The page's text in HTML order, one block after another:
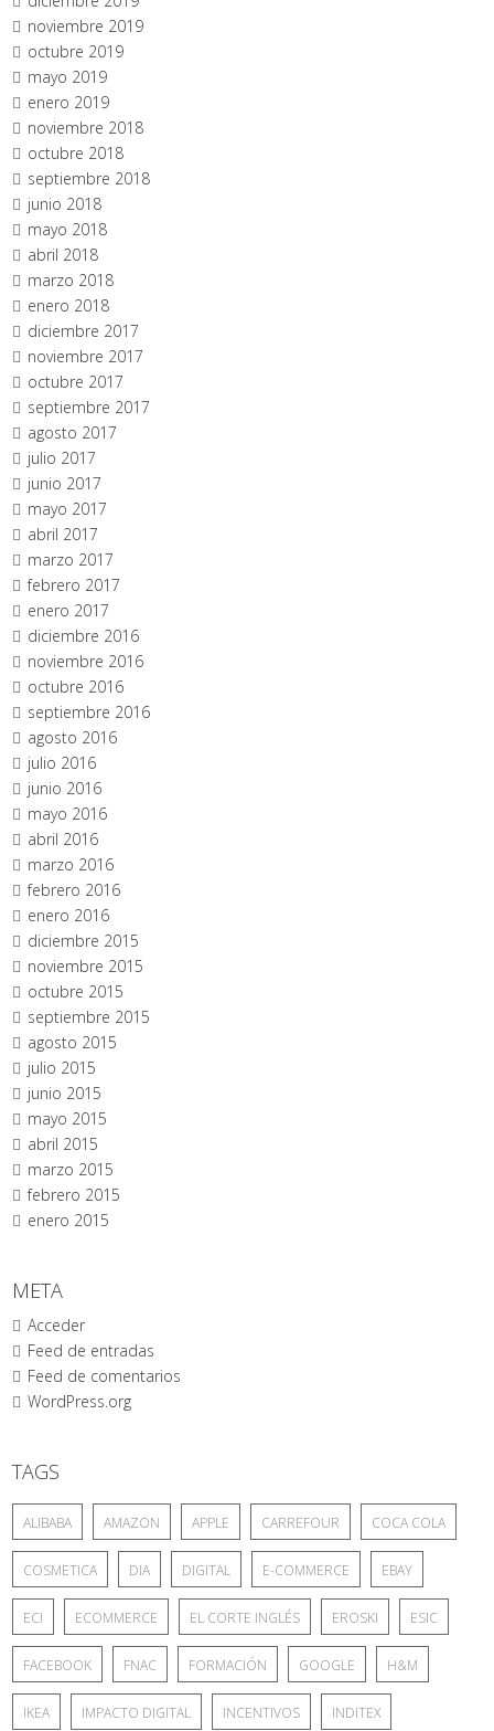
noviembre 2019
octubre 2019
mayo 2019
enero 2019
noviembre 2018
octubre 2018
septiembre 2018
junio 2018
mayo 2018
abril 2018
marzo 2018
enero 2018
diciembre 2017
noviembre 2017
octubre 2017
septiembre 2017
agosto 2017
julio 2017
junio 2017
mayo 2017
abril 2017
marzo 2017
febrero 2017
enero 2017
diciembre 2016
noviembre 2016
octubre 2016
septiembre 2016
agosto 2016
julio 2016
junio 2016
mayo 2016
abril 2016
marzo 2016
febrero 2016
enero 2016
diciembre 2015
noviembre 2015
octubre 2015
septiembre 2015
agosto 2015
julio 2015
junio 2015
mayo 2015
abril 2015
marzo 2015
febrero 2015
enero 2015
META
Acceder
Feed de entradas
Feed de comentarios
WordPress.org
TAGS
ALIBABA AMAZON APPLE CARREFOUR COCA COLA
COSMETICA DIA DIGITAL E-COMMERCE EBAY
ECI ECOMMERCE EL CORTE INGLÉS EROSKI ESIC
FACEBOOK FNAC FORMACIÓN GOOGLE H&M
IKEA IMPACTO DIGITAL INCENTIVOS INDITEX